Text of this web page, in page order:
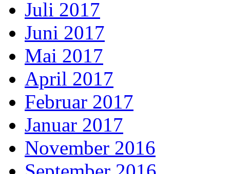
Juli 2017
Juni 2017
Mai 2017
April 2017
Februar 2017
Januar 2017
November 2016